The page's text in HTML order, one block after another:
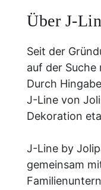
Über J-
Seit der
auf der
Durch
J-Line von
Dekoration
J-Line by
gemeinsam